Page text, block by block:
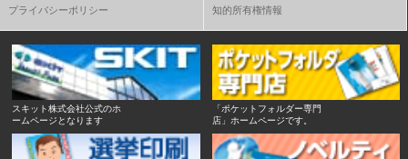
プライバシーポリシー 知的所有権情報
スキット株式会社公式のホ
ームページとなります
「ポケットフォルダー専門
店」ホームページです。